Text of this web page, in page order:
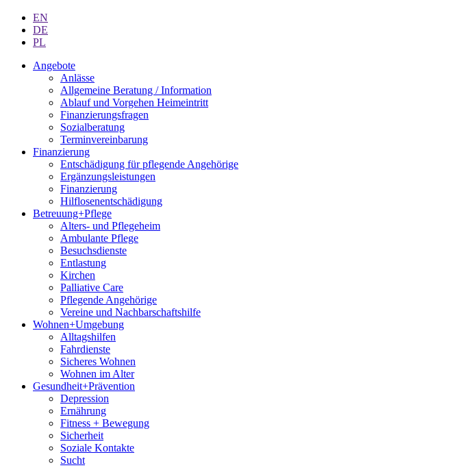
EN
DE
PL
Angebote
Anlässe
Allgemeine Beratung / Information
Ablauf und Vorgehen Heimeintritt
Finanzierungsfragen
Sozialberatung
Terminvereinbarung
Finanzierung
Entschädigung für pflegende Angehörige
Ergänzungsleistungen
Finanzierung
Hilflosenentschädigung
Betreuung+Pflege
Alters- und Pflegeheim
Ambulante Pflege
Besuchsdienste
Entlastung
Kirchen
Palliative Care
Pflegende Angehörige
Vereine und Nachbarschaftshilfe
Wohnen+Umgebung
Alltagshilfen
Fahrdienste
Sicheres Wohnen
Wohnen im Alter
Gesundheit+Prävention
Depression
Ernährung
Fitness + Bewegung
Sicherheit
Soziale Kontakte
Sucht